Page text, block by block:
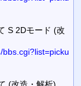
S 2Dモード (改